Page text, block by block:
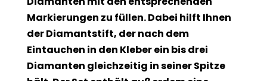
Markierungen zu füllen. Dabei hilft Ihnen
der Diamantstift, der nach dem
Eintauchen in den Kleber ein bis drei
Diamanten gleichzeitig in seiner Spitze